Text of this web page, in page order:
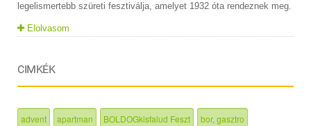
legelismertebb szüreti fesztiválja, amelyet 1932 óta rendeznek meg.
Elolvasom
CIMKÉK
advent apartman BOLDOGkisfalud Feszt bor, gasztro